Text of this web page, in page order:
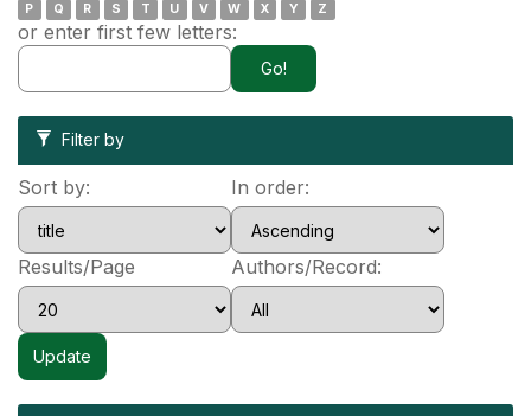
P
Q R S T U V W X Y Z
or enter first few letters:
Filter by
Sort by: In order:
Results/Page Authors/Record: